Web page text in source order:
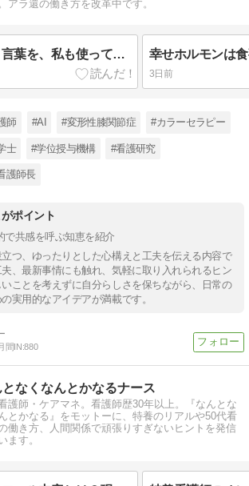
アラ還の働き方を改革中です。
『ステる』という言葉を、私も使っていた。だからこそ今、思うこと
3日前
師 #AI #変形性膝関節症 #カラーセラピー
士 #学位授与機構 #看護研究
護師長
ポイント
で共感を呼ぶ知恵を紹介
つ、ゆったりとした心構えと工夫を伝える内容で
、最新事情にも触れ、気軽に取り入れられるヒン
いことを考えずに自分らしさを保ちながら、日常の
実用的なアイデアが満載です。
間IN:880
なくなんとかなるナース
護師・ケアマネ。看護師歴30年以上。『なんとな
とかなる』をモットーに、特養のリアルや50代看
働き方、人間関係で頑張りすぎないヒントを発信
ます。